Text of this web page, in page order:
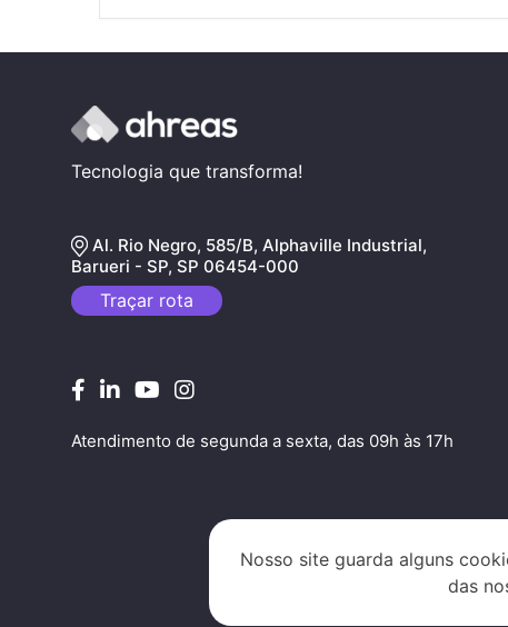
Nosso site guarda alguns
das
Tecnologia que transforma!
Al. Rio Negro, 585/B, Alphaville Industrial,
Barueri - SP, SP 06454-000
Traçar rota
Atendimento de segunda a sexta, das 09h às 17h